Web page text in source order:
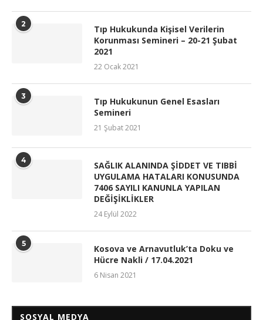
2
Tıp Hukukunda Kişisel Verilerin
Korunması Semineri – 20-21 Şubat
2021
22 Ocak 2021
3
Tıp Hukukunun Genel Esasları
Semineri
21 Şubat 2021
4
SAĞLIK ALANINDA ŞİDDET VE TIBBİ
UYGULAMA HATALARI KONUSUNDA
7406 SAYILI KANUNLA YAPILAN
DEĞİŞİKLİKLER
24 Eylül 2022
5
Kosova ve Arnavutluk’ta Doku ve
Hücre Nakli / 17.04.2021
6 Nisan 2021
SOSYAL MEDYA